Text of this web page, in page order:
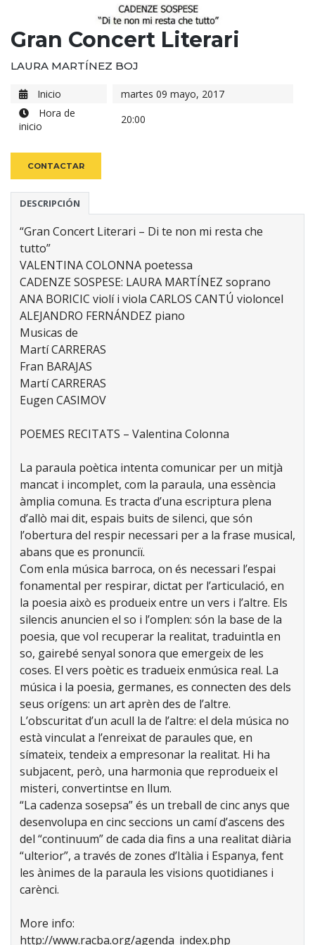
Gran Concert Literari
LAURA MARTÍNEZ BOJ
Inicio
martes 09 mayo, 2017
Hora de
inicio
20:00
CONTACTAR
DESCRIPCIÓN
“Gran Concert Literari – Di te non mi resta che
tutto”
VALENTINA COLONNA poetessa
CADENZE SOSPESE: LAURA MARTÍNEZ soprano
ANA BORICIC violí i viola CARLOS CANTÚ violoncel
ALEJANDRO FERNÁNDEZ piano
Musicas de
Martí CARRERAS
Fran BARAJAS
Martí CARRERAS
Eugen CASIMOV
POEMES RECITATS – Valentina Colonna
La paraula poètica intenta comunicar per un mitjà
mancat i incomplet, com la paraula, una essència
àmplia comuna. Es tracta d’una escriptura plena
d’allò mai dit, espais buits de silenci, que són
l’obertura del respir necessari per a la frase musical,
abans que es pronunciï.
Com enla música barroca, on és necessari l’espai
fonamental per respirar, dictat per l’articulació, en
la poesia això es produeix entre un vers i l’altre. Els
silencis anuncien el so i l’omplen: són la base de la
poesia, que vol recuperar la realitat, traduintla en
so, gairebé senyal sonora que emergeix de les
coses. El vers poètic es tradueix enmúsica real. La
música i la poesia, germanes, es connecten des dels
seus orígens: un art aprèn des de l’altre.
L’obscuritat d’un acull la de l’altre: el dela música no
està vinculat a l’enreixat de paraules que, en
símateix, tendeix a empresonar la realitat. Hi ha
subjacent, però, una harmonia que reprodueix el
misteri, convertintse en llum.
“La cadenza sosepsa” és un treball de cinc anys que
desenvolupa en cinc seccions un camí d’ascens des
del “continuum” de cada dia fins a una realitat diària
“ulterior”, a través de zones d’Itàlia i Espanya, fent
les ànimes de la paraula les visions quotidianes i
carènci.
More info:
http://www.racba.org/agenda_index.php